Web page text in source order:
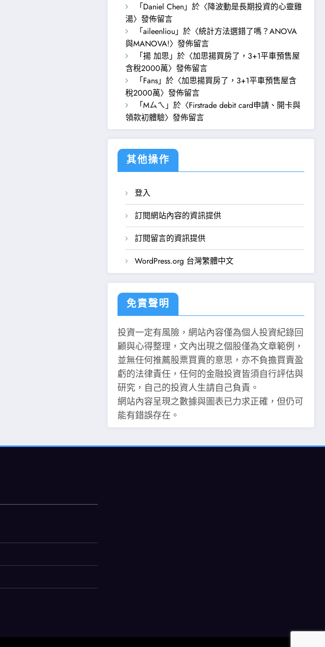
「Daniel Chen」於〈降波動是長期投資的心靈雞
湯〉發佈留言
「aileenliou」於〈統計方法選錯了嗎？ANOVA
與MANOVA!〉發佈留言
「揚 加思 」於〈加思揚買房了，3+1平車預售屋
含稅2000萬〉發佈留言
「Fans」於〈加思揚買房了，3+1平車預售屋含
稅2000萬〉發佈留言
「Mㄙㄟ 」於〈Firstrade debit card申請、開卡與
領款初體驗〉發佈留言
其他操作
登入
訂閱網站內容的資訊提供
訂閱留言的資訊提供
WordPress.org 台灣繁體中文
免責聲明
投資一定有風險，網站內容僅為個人投資紀錄回
顧與心得整理，文內出現之個股僅為文章範例，
並無任何推薦股票買賣的意思，亦不負擔買賣盈
虧的法律責任，任何的金融投資皆須自行評估與
研究，自己的投資人生請自己負責。
網站內容呈現之數據與圖表已力求正確，但仍可
能有錯誤存在。